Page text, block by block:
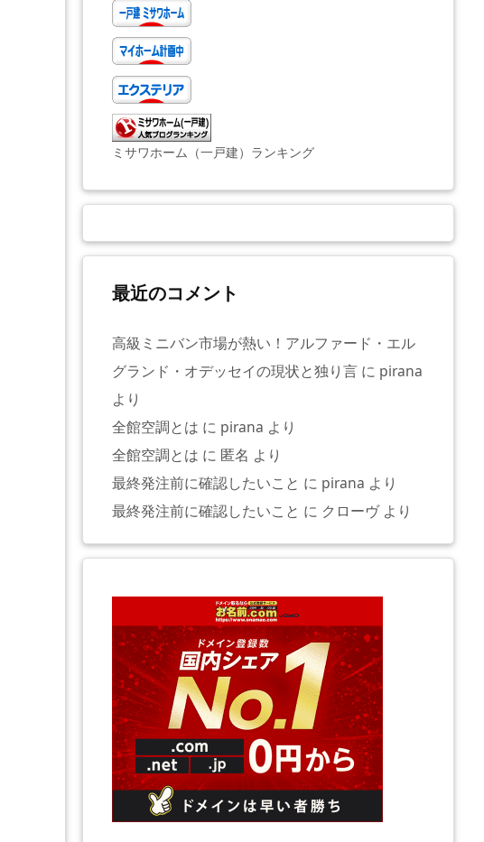
ミサワホーム（一戸建）ランキング
最近のコメント
高級ミニバン市場が熱い！アルファード・エル
グランド・オデッセイの現状と独り言 に pirana
より
全館空調とは に pirana より
全館空調とは に 匿名 より
最終発注前に確認したいこと に pirana より
最終発注前に確認したいこと に クローヴより